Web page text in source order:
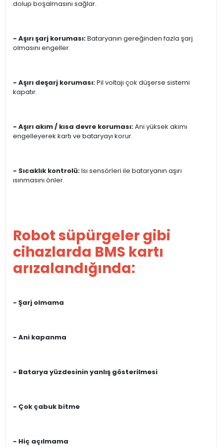
dolup boşalmasını sağlar.
- Aşırı şarj koruması:Bataryanın gereğinden fazla şarj
olmasını engeller.
- Aşırı deşarj koruması:Pil voltajı çok düşerse sistemi
kapatır.
- Aşırı akım / kısa devre koruması:Ani yüksek akımı
engelleyerek kartı ve bataryayı korur.
- Sıcaklık kontrolü:Isı sensörleri ile bataryanın aşırı
ısınmasını önler.
Robot süpürgeler gibi
cihazlarda BMS kartı
arızalandığında:
- Şarj olmama
- Ani kapanma
- Batarya yüzdesinin yanlış gösterilmesi
- Çok çabuk bitme
- Hiç açılmama